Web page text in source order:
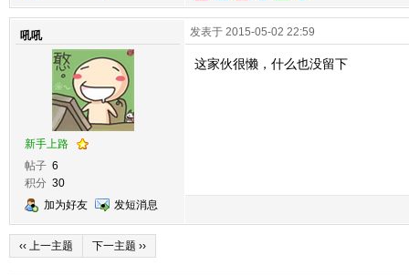
吼吼
新手上路
帖子 6
积分 30
加为好友
发短消息
发表于 2015-05-02 22:59
这家伙很懒，什么也没留下
‹‹ 上一主题 下一主题 ››